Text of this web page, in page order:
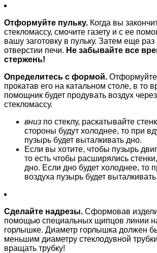
Отформуйте пульку. Когда вы
стекломассу, смочите газету и с ее
вашу заготовку в пульку. Затем еще раз
отверстии печи. Не забывайте все
стержень!
Определитесь с формой. Отформуйте
прокатав его на катальном столе, в то
помощник будет продувать воздух
стекломассу.
вниз по стеклу, раскатывайте
стороны будут холоднее, то при
пузырь будет выталкивать дно.
Если вы хотите, чтобы пузырь
то есть чтобы расширялись
дно. Если дно будет холоднее, то
воздуха пузырь будет выталкивать
Сделайте надрезы. Сформовав
помощью специальных щипцов линии
горлышке. Диаметр горлышка должен
меньшим диаметру стеклодувной
вращать трубку!